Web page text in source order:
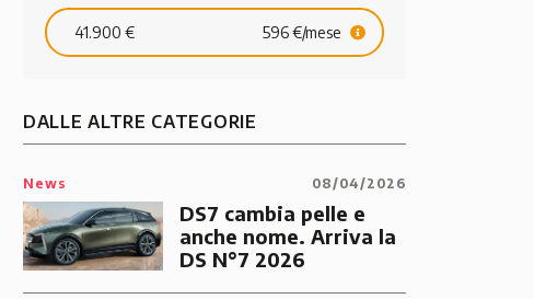
41.900 € 596 €/mese
DALLE ALTRE CATEGORIE
News 08/04/2026
DS7 cambia pelle e
anche nome. Arriva la
DS N°7 2026